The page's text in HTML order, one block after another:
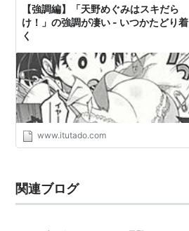
【強調編】「天野めぐみはスキだら
け！」の強調が凄い - いつかたどり着
く
www.itutado.com
関連ブログ